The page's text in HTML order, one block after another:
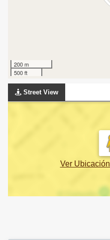
200 m
500 ft
Street View
Ver Ubicación